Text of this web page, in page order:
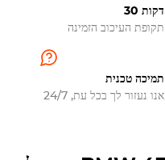
30 דקות
תקופת העיכוב הזמינה
תמיכה טכנית
אנו נעזור לך בכל עת, 24/7